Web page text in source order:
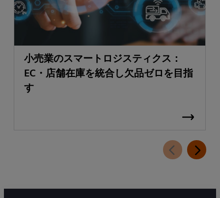
小売業のスマートロジスティクス：
EC・店舗在庫を統合し欠品ゼロを目指
す